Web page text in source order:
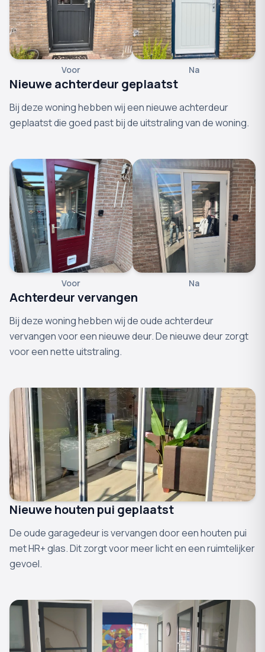
Voor Na
Nieuwe achterdeur geplaatst
Bij deze woning hebben wij een nieuwe achterdeur
geplaatst die goed past bij de uitstraling van de woning.
Voor Na
Achterdeur vervangen
Bij deze woning hebben wij de oude achterdeur
vervangen voor een nieuwe deur. De nieuwe deur zorgt
voor een nette uitstraling.
Nieuwe houten pui geplaatst
De oude garagedeur is vervangen door een houten pui
met HR+ glas. Dit zorgt voor meer licht en een ruimtelijker
gevoel.